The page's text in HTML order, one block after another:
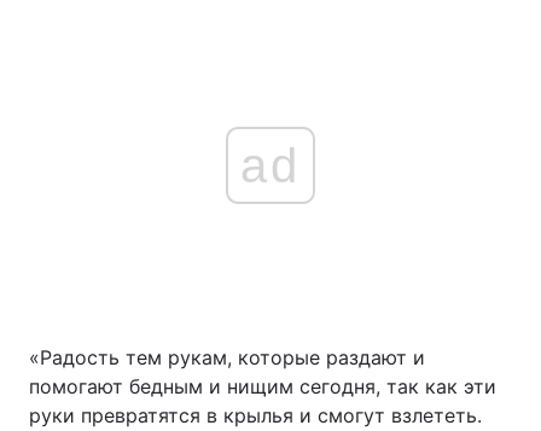
ad
«Радость тем рукам, которые раздают и
помогают бедным и нищим сегодня, так как эти
руки превратятся в крылья и смогут взлететь.